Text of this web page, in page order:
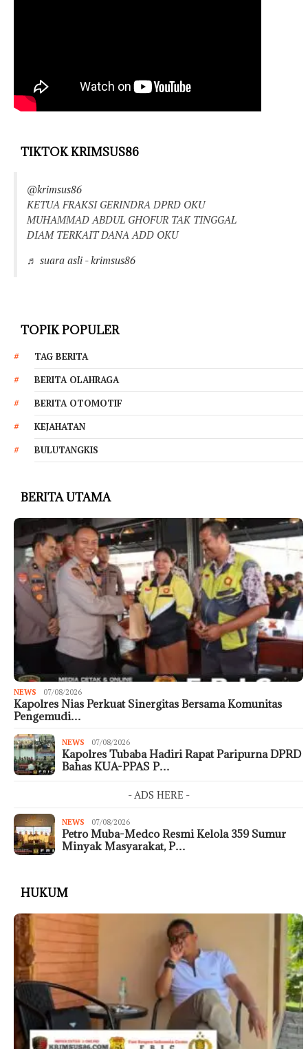
TIKTOK KRIMSUS86
@krimsus86
KETUA FRAKSI GERINDRA DPRD OKU
MUHAMMAD ABDUL GHOFUR TAK TINGGAL
DIAM TERKAIT DANA ADD OKU
♬ suara asli - krimsus86
TOPIK POPULER
TAG BERITA
BERITA OLAHRAGA
BERITA OTOMOTIF
KEJAHATAN
BULUTANGKIS
BERITA UTAMA
NEWS 07/08/2026
Kapolres Nias Perkuat Sinergitas Bersama Komunitas
Pengemudi…
NEWS 07/08/2026
Kapolres Tubaba Hadiri Rapat Paripurna DPRD
Bahas KUA-PPAS P…
- ADS HERE -
NEWS 07/08/2026
Petro Muba-Medco Resmi Kelola 359 Sumur
Minyak Masyarakat, P…
HUKUM